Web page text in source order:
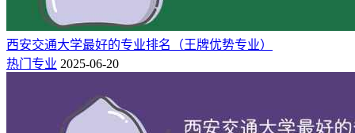
西安交通大学最好的专业排名（王牌优势专业）
热门专业 2025-06-20